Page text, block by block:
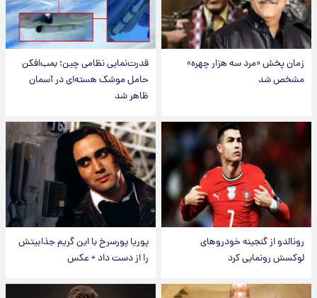
زمان پخش «مرد سه هزار چهره»
مشخص شد
قدرت‌نمایی نظامی چین؛ بمب‌افکن
حامل موشک هسته‌ای در آسمان
ظاهر شد
رونالدو از گنجینه خودروهای
لوکسش رونمایی کرد
پوریا پورسرخ با این گریم جذابیتش
را از دست داد + عکس